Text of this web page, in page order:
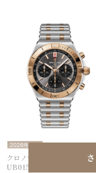
2026年新作
クロノマット B01 42
UB0158101B1U1